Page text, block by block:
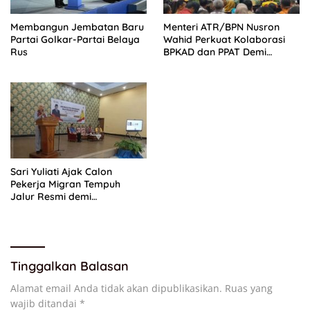
Membangun Jembatan Baru
Partai Golkar-Partai Belaya
Rus
Menteri ATR/BPN Nusron
Wahid Perkuat Kolaborasi
BPKAD dan PPAT Demi
Sari Yuliati Ajak Calon
Pekerja Migran Tempuh
Jalur Resmi demi
Tinggalkan Balasan
Alamat email Anda tidak akan dipublikasikan. Ruas yang
wajib ditandai *